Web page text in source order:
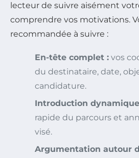
lecteur de suivre aisément
comprendre vos motivations.
recommandée à suivre :
En-tête complet : vos
du destinataire, date,
candidature.
Introduction
rapide du parcours et
visé.
Argumentation autour